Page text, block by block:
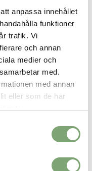
anpassa innehållet
funktioner
trafik. Vi
och annan
medier och
med.
med annan
eller som de har
stabilitet
ta på/av skon
för stabilitet